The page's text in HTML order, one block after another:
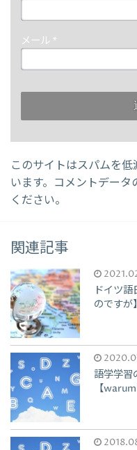
メール *
このサイトはスパムを
います。 コメントデータ
ください。
関連記事
ドイツ
のですが
語学学習
【